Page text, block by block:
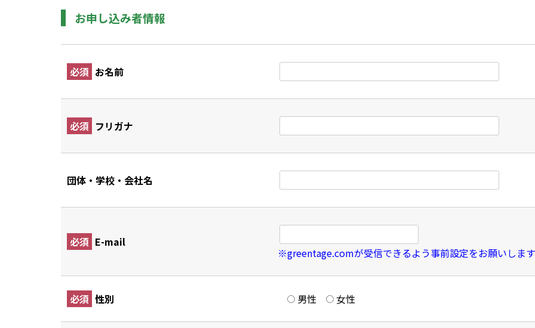
お申し込み者情報
必須 お名前
必須 フリガナ
団体・学校・会社名
必須 E-mail
※greentage.comが受信できるよう事前設定をお願いしま
必須 性別 男性 女性